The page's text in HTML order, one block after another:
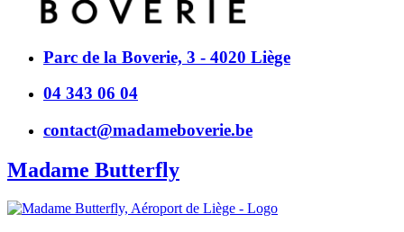
Parc de la Boverie, 3 - 4020 Liège
04 343 06 04
contact@madameboverie.be
Madame Butterfly